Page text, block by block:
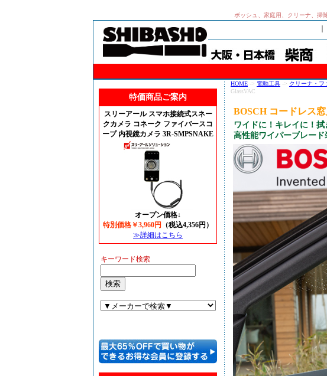
ボッシュ、家庭用、クリーナ、掃
特価商品ご案内
スリーアール スマホ接続式スネー
クカメラ コネーク ファイバースコ
ープ 内視鏡カメラ 3R-SMPSNAKE
オープン価格↓
特別価格￥3,960円
（税込4,356円）
≫詳細はこちら
キーワード検索
HOME -> 電動工具 -> クリーナ・フ
GlassVAC
BOSCH コードレス
ワイドに！キレイに！
高性能ワイパーブレード